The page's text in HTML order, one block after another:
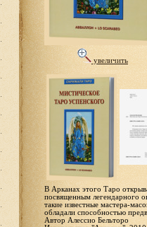
увеличить
В Арканах этого Таро
посвященным легендарного
такие известные мастера-
обладали способностью
Автор Алессио Бельторо